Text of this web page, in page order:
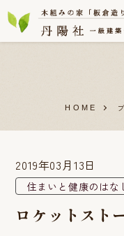
HOME
2019年03月13日
住まいと健康のはな
ロケットスト